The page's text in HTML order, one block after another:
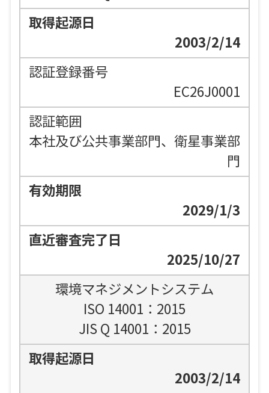
2003/2/14
EC26J0001
本社及び公共事業部門、衛星事業部
門
2029/1/3
2025/10/27
環境マネジメントシステム
ISO 14001：2015
JIS Q 14001：2015
2003/2/14